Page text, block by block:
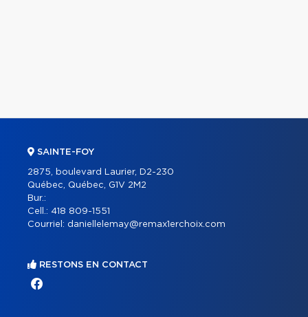
SAINTE-FOY
2875, boulevard Laurier, D2-230
Québec, Québec, G1V 2M2
Bur.:
Cell.: 418 809-1551
Courriel: daniellelemay@remax1erchoix.com
RESTONS EN CONTACT